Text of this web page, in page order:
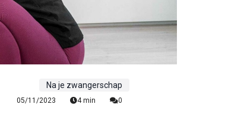
Na je zwangerschap
05/11/2023 4 min 0